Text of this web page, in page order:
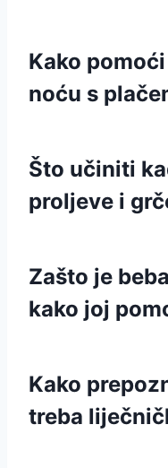
Kako
noću s
Što učiniti
proljeve i
Zašto je
kako joj
Kako
treba